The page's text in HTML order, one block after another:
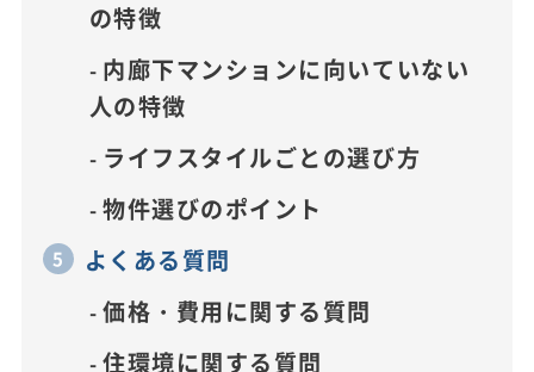
の特徴
内廊下マンションに向いていない
人の特徴
ライフスタイルごとの選び方
物件選びのポイント
よくある質問
価格・費用に関する質問
住環境に関する質問